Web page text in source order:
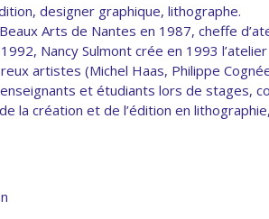
designer graphique, lithographe.
Arts de Nantes en 1987, cheffe
Nancy Sulmont crée en 1993
artistes (Michel Haas, Philippe
enseignants et étudiants lors de stages,
la création et de l’édition en